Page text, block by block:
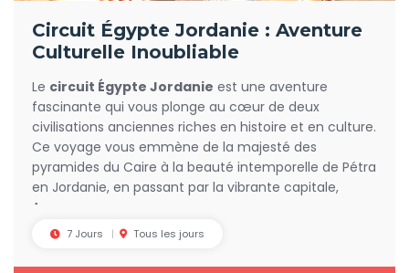
Circuit Égypte Jordanie : Aventure
Culturelle Inoubliable
Le circuit Égypte Jordanie est une aventure
fascinante qui vous plonge au cœur de deux
civilisations anciennes riches en histoire et en culture.
Ce voyage vous emmène de la majesté des
pyramides du Caire à la beauté intemporelle de Pétra
en Jordanie, en passant par la vibrante capitale,
Amman.
7 Jours Tous les jours